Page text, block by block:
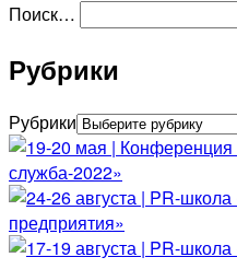
Поиск…
Рубрики
Рубрики